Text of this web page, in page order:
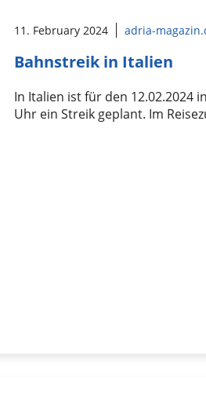
11. February 2024 adria-
Bahnstreik in Italien
In Italien ist für den 12.02.2024
Uhr ein Streik geplant. Im